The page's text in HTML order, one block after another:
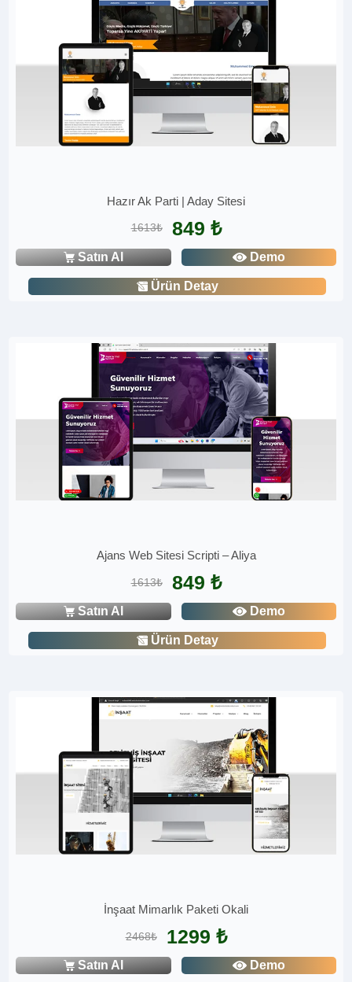
Hazır Ak Parti | Aday Sitesi
1613₺ 849 ₺
Satın Al Demo
Ürün Detay
Ajans Web Sitesi Scripti – Aliya
1613₺ 849 ₺
Satın Al Demo
Ürün Detay
İnşaat Mimarlık Paketi Okali
2468₺ 1299 ₺
Satın Al Demo